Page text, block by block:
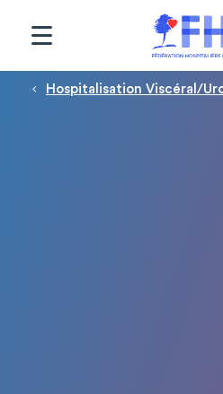
Fil d'Ariane
Hospitalisation Viscéral/
Panneau de gestion des